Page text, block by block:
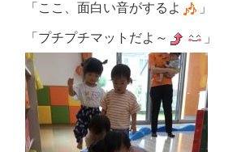
「ここ、面白い音がするよ 」
「プチプチマットだよ～ 」